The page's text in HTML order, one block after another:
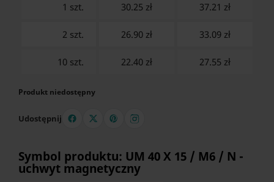
1 szt. 30.25 zł 37.21 zł
2 szt. 26.90 zł 33.09 zł
10 szt. 22.40 zł 27.55 zł
Produkt niedostępny
Udostępnij
Symbol produktu: UM 40 X 15 / M6 / N -
uchwyt magnetyczny